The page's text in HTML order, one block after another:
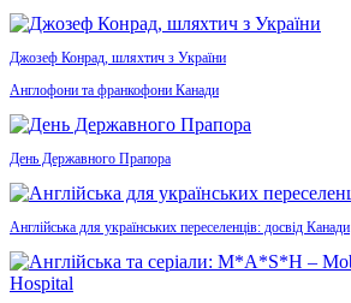
Джозеф Конрад, шляхтич з України
Англофони та франкофони Канади
День Державного Прапора
Англійська для українських переселенців: досвід Канади